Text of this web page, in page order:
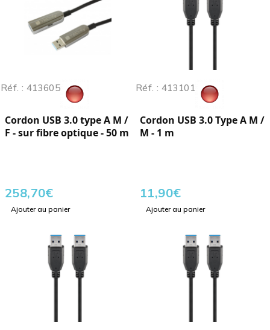
Réf. : 413605
Cordon USB 3.0 type A M /
F - sur fibre optique - 50 m
258,70€
Ajouter au panier
Réf. : 413101
Cordon USB 3.0 Type A M /
M - 1 m
11,90€
Ajouter au panier